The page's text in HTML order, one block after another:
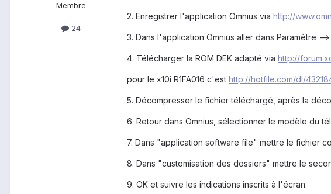
Membre
24
2. Enregistrer l'application Omnius via http://
3. Dans l'application Omnius aller dans Paramètre
4. Télécharger la ROM DEK adapté via http://
pour le x10i R1FA016 c'est http://hotfile.com/dl/
5. Décompresser le fichier téléchargé, après la
6. Retour dans Omnius, sélectionner le modèle du
7. Dans "application software file" mettre le fichier
8. Dans "customisation des dossiers" mettre le
9. OK et suivre les indications inscrits à l'écran.